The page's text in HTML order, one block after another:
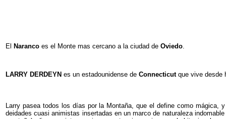
El Naranco es el Monte mas cercano a la ciudad de Oviedo.
LARRY DERDEYN es un estadounidense de Connecticutque vive desde
Larry pasea todos los días por la Montaña, que el define como
deidades cuasi animistas insertadas en un marco de naturaleza